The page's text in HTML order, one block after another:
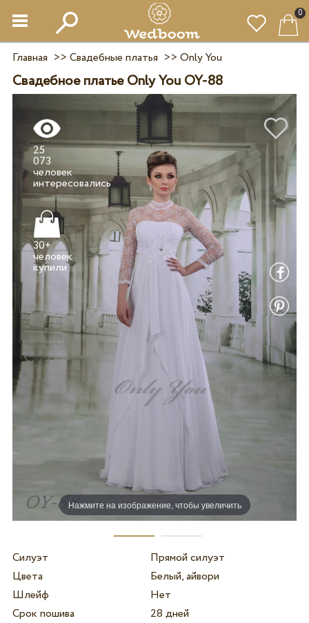
0
Главная >> Свадебные платья >> Only You
Свадебное платье Only You OY-88
Нажмите на изображение, чтобы увеличить
25
073
человек
интересовались
30+
человек
купили
Силуэт
Прямой силуэт
Цвета
Белый, айвори
Шлейф
Нет
Срок пошива
28 дней